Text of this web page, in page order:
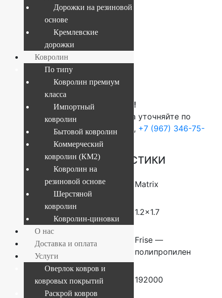
Текущий размер:1.2x1.7 м
Артикул:4841808096248
ВНИМАНИЕ!
О наличие и стоимости товара уточняйте по
телефонам:+7 (812) 377-09-32 , +7 (967) 346-75-
ОСНОВНЫЕ ХАРАКТЕРИСТИКИ
Коллекция Matrix
Размер (м) 1.2×1.7
Состав
Frise —
полипропилен
Плотность 192000
Дорожки на резиновой
основе
Кремлевские
дорожки
Ковролин
По типу
Ковролин премиум
класса
Импортный
ковролин
Бытовой ковролин
Коммерческий
ковролин (КМ2)
Ковролин на
резиновой основе
Шерстяной
ковролин
Ковролин-циновки
О нас
Доставка и оплата
Услуги
Оверлок ковров и
ковровых покрытий
Раскрой ковров